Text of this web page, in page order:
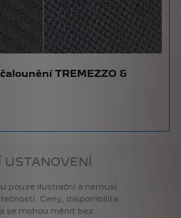
TREMEZZO &
USTANOVENÍ
pouze ilustrační a nemusí
Ceny, disponibilita
se mohou měnit bez